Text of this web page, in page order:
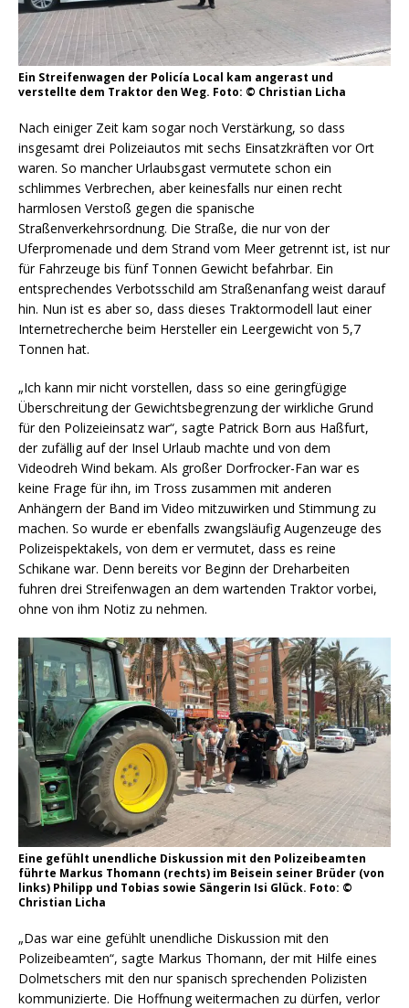
Ein Streifenwagen der Policía Local kam angerast und
verstellte dem Traktor den Weg. Foto: © Christian Licha
Nach einiger Zeit kam sogar noch Verstärkung, so dass
insgesamt drei Polizeiautos mit sechs Einsatzkräften vor Ort
waren. So mancher Urlaubsgast vermutete schon ein
schlimmes Verbrechen, aber keinesfalls nur einen recht
harmlosen Verstoß gegen die spanische
Straßenverkehrsordnung. Die Straße, die nur von der
Uferpromenade und dem Strand vom Meer getrennt ist, ist nur
für Fahrzeuge bis fünf Tonnen Gewicht befahrbar. Ein
entsprechendes Verbotsschild am Straßenanfang weist darauf
hin. Nun ist es aber so, dass dieses Traktormodell laut einer
Internetrecherche beim Hersteller ein Leergewicht von 5,7
Tonnen hat.
„Ich kann mir nicht vorstellen, dass so eine geringfügige
Überschreitung der Gewichtsbegrenzung der wirkliche Grund
für den Polizeieinsatz war“, sagte Patrick Born aus Haßfurt,
der zufällig auf der Insel Urlaub machte und von dem
Videodreh Wind bekam. Als großer Dorfrocker-Fan war es
keine Frage für ihn, im Tross zusammen mit anderen
Anhängern der Band im Video mitzuwirken und Stimmung zu
machen. So wurde er ebenfalls zwangsläufig Augenzeuge des
Polizeispektakels, von dem er vermutet, dass es reine
Schikane war. Denn bereits vor Beginn der Dreharbeiten
fuhren drei Streifenwagen an dem wartenden Traktor vorbei,
ohne von ihm Notiz zu nehmen.
Eine gefühlt unendliche Diskussion mit den Polizeibeamten
führte Markus Thomann (rechts) im Beisein seiner Brüder (von
links) Philipp und Tobias sowie Sängerin Isi Glück. Foto: ©
Christian Licha
„Das war eine gefühlt unendliche Diskussion mit den
Polizeibeamten“, sagte Markus Thomann, der mit Hilfe eines
Dolmetschers mit den nur spanisch sprechenden Polizisten
kommunizierte. Die Hoffnung weitermachen zu dürfen, verlor